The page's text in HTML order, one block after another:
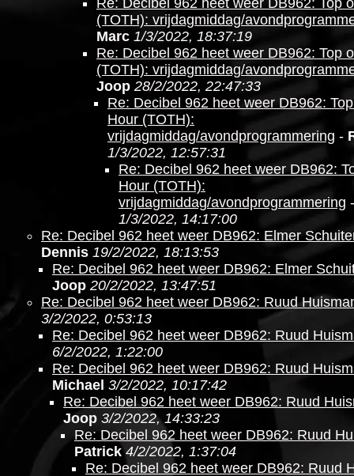
Re: Decibel 962 heet weer DB962: Top
(TOTH): vrijdagmiddag/
Marc 1/3/2022, 18:37:19
Re: Decibel 962 heet weer DB962: Top
(TOTH): vrijdagmiddag/
Joop 28/2/2022, 22:47:33
Re: Decibel 962 heet weer DB962:
Hour (TOTH):
vrijdagmiddag/avondprogrammering -
1/3/2022, 12:57:31
Re: Decibel 962 heet weer DB962:
Hour (TOTH):
vrijdagmiddag/avondprogrammering
1/3/2022, 14:17:00
Re: Decibel 962 heet weer DB962: Elmer
Dennis 19/2/2022, 18:13:53
Re: Decibel 962 heet weer DB962: Elmer
Joop 20/2/2022, 13:47:51
Re: Decibel 962 heet weer DB962: Ruud
3/2/2022, 0:53:13
Re: Decibel 962 heet weer DB962: Ruud
6/2/2022, 1:22:00
Re: Decibel 962 heet weer DB962: Ruud
Michael 3/2/2022, 10:17:42
Re: Decibel 962 heet weer DB962: Ruud
Joop 3/2/2022, 14:33:23
Re: Decibel 962 heet weer DB962: Ruud
Patrick 4/2/2022, 1:37:04
Re: Decibel 962 heet weer DB962: Ruud